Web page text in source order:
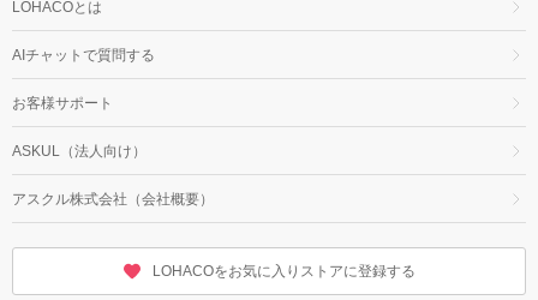
LOHACOとは
AIチャットで質問する
お客様サポート
ASKUL（法人向け）
アスクル株式会社（会社概要）
LOHACOをお気に入りストアに登録する